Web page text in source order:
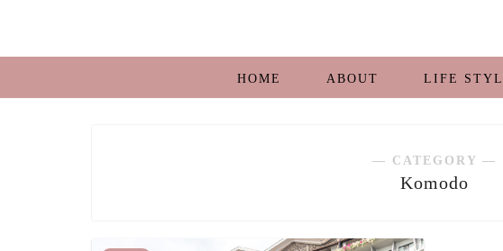
HOME ABOUT LIFE
― CATEGORY ―
Komodo